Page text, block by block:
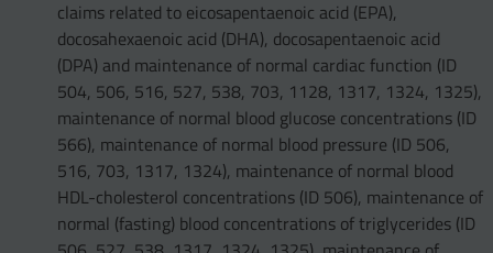
claims related to eicosapentaenoic acid (EPA),
docosahexaenoic acid (DHA), docosapentaenoic acid
(DPA) and maintenance of normal cardiac function (ID
504, 506, 516, 527, 538, 703, 1128, 1317, 1324, 1325),
maintenance of normal blood glucose concentrations (ID
566), maintenance of normal blood pressure (ID 506,
516, 703, 1317, 1324), maintenance of normal blood
HDL-cholesterol concentrations (ID 506), maintenance of
normal (fasting) blood concentrations of triglycerides (ID